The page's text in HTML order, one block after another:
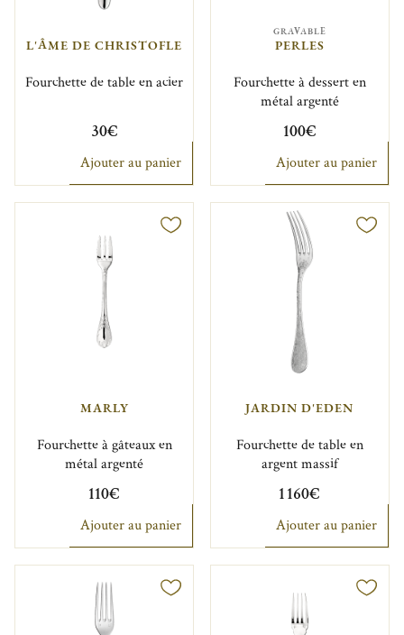
L'ÂME DE CHRISTOFLE
Fourchette de table en acier
30€
Ajouter au panier
GRAVABLE
PERLES
Fourchette à dessert en
métal argenté
100€
Ajouter au panier
MARLY
Fourchette à gâteaux en
métal argenté
110€
Ajouter au panier
JARDIN D'EDEN
Fourchette de table en
argent massif
1 160€
Ajouter au panier